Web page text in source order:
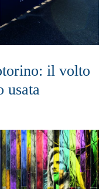
il volto
usata